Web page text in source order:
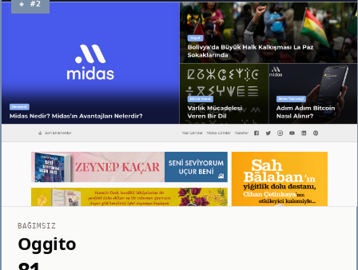
◈ #2
BAĞIMSIZ
Oggito